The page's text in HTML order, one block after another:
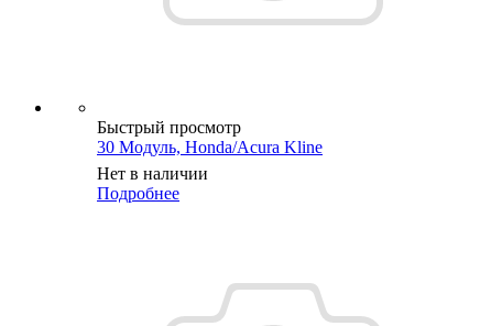
Быстрый просмотр
30 Модуль, Honda/Acura Kline
Нет в наличии
Подробнее